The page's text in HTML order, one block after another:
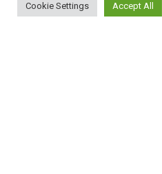
Cookie Settings Accept All